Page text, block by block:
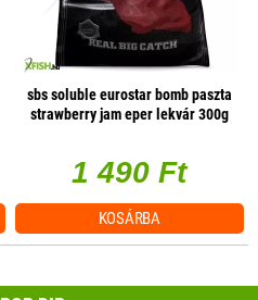
sbs soluble eurostar bomb paszta
strawberry jam eper lekvár 300g
1 490 Ft
KOSÁRBA